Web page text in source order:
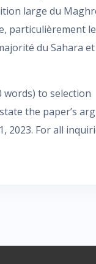
large du
particulièrement le
du Sahara
words) to selection
the paper’s
2023. For all